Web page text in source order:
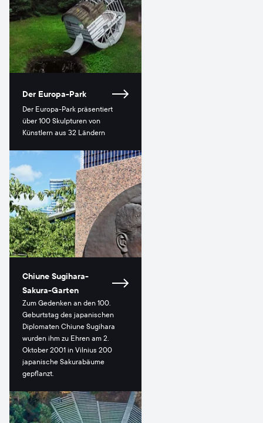
Der Europa-Park
Der Europa-Park präsentiert
über 100 Skulpturen von
Künstlern aus 32 Ländern
Chiune Sugihara-
Sakura-Garten
Zum Gedenken an den 100.
Geburtstag des japanischen
Diplomaten Chiune Sugihara
wurden ihm zu Ehren am 2.
Oktober 2001 in Vilnius 200
japanische Sakurabäume
gepflanzt.